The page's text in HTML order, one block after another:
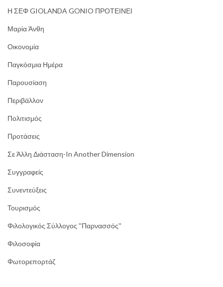
Η ΣΕΦ GIOLANDA GONIO ΠΡΟΤΕΙΝΕΙ
Μαρία Άνθη
Οικονομία
Παγκόσμια Ημέρα
Παρουσίαση
Περιβάλλον
Πολιτισμός
Προτάσεις
Σε Άλλη Διάσταση-In Another Dimension
Συγγραφείς
Συνεντεύξεις
Τουρισμός
Φιλολογικός Σύλλογος ''Παρνασσός''
Φιλοσοφία
Φωτορεπορτάζ